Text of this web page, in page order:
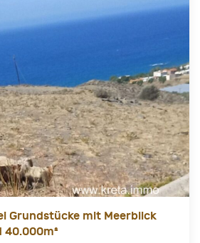
Grundstücke mit Meerblick
40.000m²